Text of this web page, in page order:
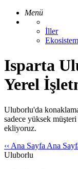
Menü
İller
Ekosistem
Isparta
Yerel
Uluborlu'da
sadece yüksek
ekliyoruz.
‹‹ Ana Sayfa Ana
Uluborlu